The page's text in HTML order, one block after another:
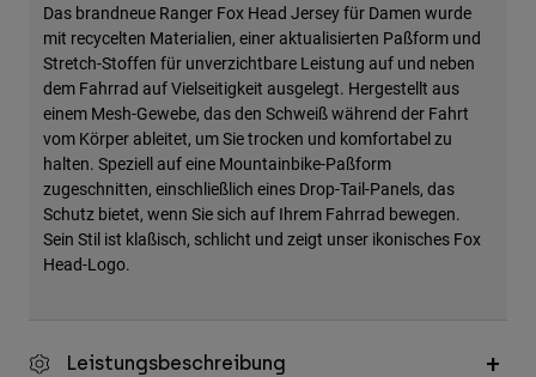
Das brandneue Ranger Fox Head Jersey für Damen wurde
mit recycelten Materialien, einer aktualisierten Paßform und
Stretch-Stoffen für unverzichtbare Leistung auf und neben
dem Fahrrad auf Vielseitigkeit ausgelegt. Hergestellt aus
einem Mesh-Gewebe, das den Schweiß während der Fahrt
vom Körper ableitet, um Sie trocken und komfortabel zu
halten. Speziell auf eine Mountainbike-Paßform
zugeschnitten, einschließlich eines Drop-Tail-Panels, das
Schutz bietet, wenn Sie sich auf Ihrem Fahrrad bewegen.
Sein Stil ist klaßisch, schlicht und zeigt unser ikonisches Fox
Head-Logo.
Leistungsbeschreibung